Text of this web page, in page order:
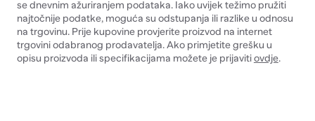
se dnevnim ažuriranjem podataka. Iako uvijek težimo pružiti
najtočnije podatke, moguća su odstupanja ili razlike u odnosu
na trgovinu. Prije kupovine provjerite proizvod na internet
trgovini odabranog prodavatelja. Ako primjetite grešku u
opisu proizvoda ili specifikacijama možete je prijavitiovdje.